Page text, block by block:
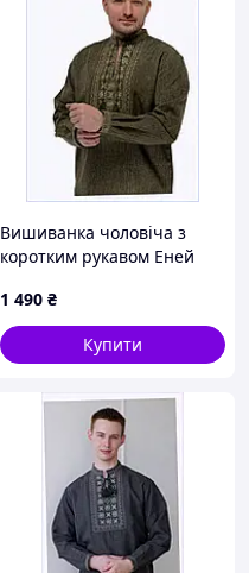
Вишиванка чоловіча з
коротким рукавом Еней
1 490 ₴
Купити